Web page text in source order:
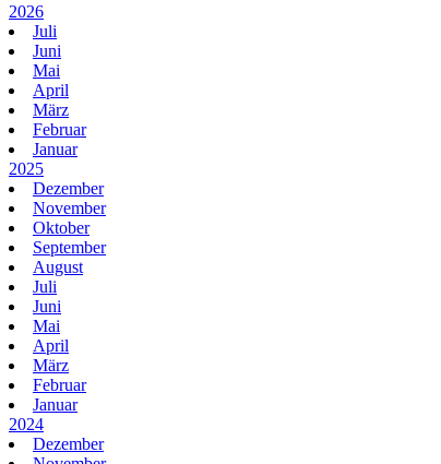
2026
Juli
Juni
Mai
April
März
Februar
Januar
2025
Dezember
November
Oktober
September
August
Juli
Juni
Mai
April
März
Februar
Januar
2024
Dezember